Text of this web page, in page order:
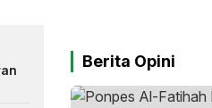
Berita Opini